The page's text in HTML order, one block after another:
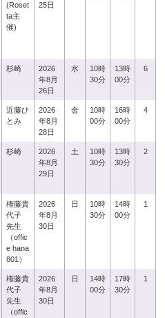
(Roset
ta主
催)
25日
杉崎
2026
年8月
26日
水
10時
30分
13時
00分
6
近藤ひ
とみ
2026
年8月
28日
金
10時
00分
16時
00分
4
杉崎
2026
年8月
29日
土
10時
30分
13時
30分
2
権藤貴
代子
先生
（offic
e hana
801）
2026
年8月
30日
日
10時
30分
14時
00分
1
権藤貴
代子
先生
（offic
2026
年8月
30日
日
14時
00分
17時
30分
1